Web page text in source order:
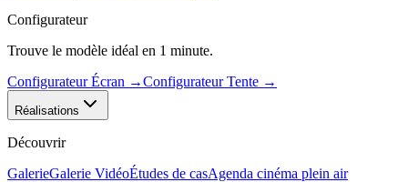
Configurateur
Trouve le modèle idéal en 1 minute.
Configurateur Écran →Configurateur Tente →
Réalisations
Découvrir
GalerieGalerie VidéoÉtudes de casAgenda cinéma plein air